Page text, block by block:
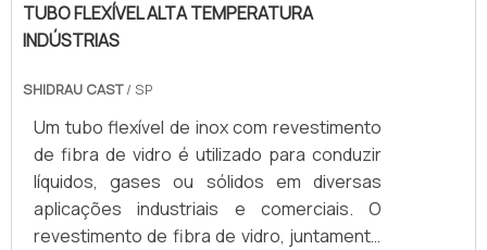
TUBO FLEXÍVEL ALTA TEMPERATURA
INDÚSTRIAS
SHIDRAU CAST/ SP
Um tubo flexível de inox com revestimento
de fibra de vidro é utilizado para conduzir
líquidos, gases ou sólidos em diversas
aplicações industriais e comerciais. O
revestimento de fibra de vidro, juntamente